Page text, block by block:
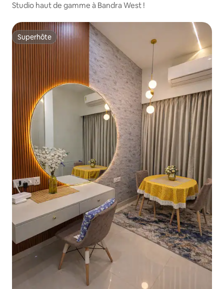
Studio haut de gamme à Bandra West !
Superhôte
Superhôte